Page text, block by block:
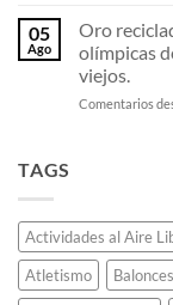
05
Ago
Oro
olímpicas
viejos.
Comentarios
TAGS
Actividades al Aire
Atletismo